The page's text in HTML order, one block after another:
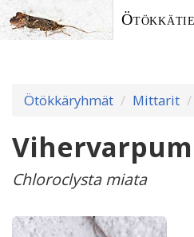
Ötökkäryhmät Mittarit
Chloroclysta miata